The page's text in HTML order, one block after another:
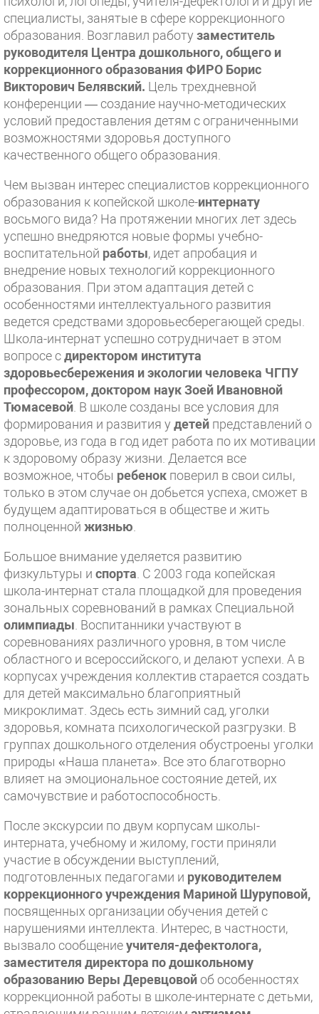
специалисты, занятые в сфере коррекционного
образования. Возглавил работу заместитель
руководителя Центра дошкольного, общего и
коррекционного образования ФИРО Борис
Викторович Белявский. Цель трехдневной
конференции — создание научно-методических
условий предоставления детям с ограниченными
возможностями здоровья доступного
качественного общего образования.
Чем вызван интерес специалистов коррекционного
образования к копейской школе-интернату
восьмого вида? На протяжении многих лет здесь
успешно внедряются новые формы учебно-
воспитательной работы, идет апробация и
внедрение новых технологий коррекционного
образования. При этом адаптация детей с
особенностями интеллектуального развития
ведется средствами здоровьесберегающей среды.
Школа-интернат успешно сотрудничает в этом
вопросе сдиректором института
здоровьесбережения и экологии человека ЧГПУ
профессором, доктором наук Зоей Ивановной
Тюмасевой . В школе созданы все условия для
формирования и развития у детей представлений о
здоровье, из года в год идет работа по их мотивации
к здоровому образу жизни. Делается все
возможное, чтобы ребенок поверил в свои силы,
только в этом случае он добьется успеха, сможет в
будущем адаптироваться в обществе и жить
полноценной жизнью
Большое внимание уделяется развитию
физкультуры и спорта . С 2003 года копейская
школа-интернат стала площадкой для проведения
зональных соревнований в рамках Специальной
олимпиады . Воспитанники участвуют в
соревнованиях различного уровня, в том числе
областного и всероссийского, и делают успехи. А в
корпусах учреждения коллектив старается создать
для детей максимально благоприятный
микроклимат. Здесь есть зимний сад, уголки
здоровья, комната психологической разгрузки. В
группах дошкольного отделения обустроены уголки
природы «Наша планета». Все это благотворно
влияет на эмоциональное состояние детей, их
самочувствие и работоспособность.
После экскурсии по двум корпусам школы-
интерната, учебному и жилому, гости приняли
участие в обсуждении выступлений,
подготовленных педагогами и руководителем
коррекционного учреждения Мариной Шуруповой,
посвященных организации обучения детей с
нарушениями интеллекта. Интерес, в частности,
вызвало сообщениеучителя-дефектолога,
заместителя директора по дошкольному
образованию Веры Деревцовойоб особенностях
коррекционной работы в школе-интернате с детьми,